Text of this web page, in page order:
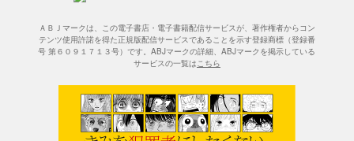
ＡＢＪマークは、この電子書店・電子書籍配信サービスが、著作権者からコン
テンツ使用許諾を得た正規版配信サービスであることを示す登録商標（登録番
号 第６０９１７１３号）です。ABJマークの詳細、ABJマークを掲示している
サービスの一覧は こちら